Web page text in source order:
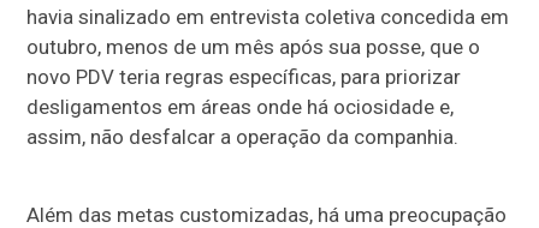
havia sinalizado em entrevista coletiva concedida em
outubro, menos de um mês após sua posse, que o
novo PDV teria regras específicas, para priorizar
desligamentos em áreas onde há ociosidade e,
assim, não desfalcar a operação da companhia.
Além das metas customizadas, há uma preocupação